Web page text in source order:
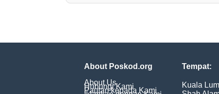
About Poskod.org
About Us
Hubungi Kami
Pautan kepada Kami
Tempat:
Kuala